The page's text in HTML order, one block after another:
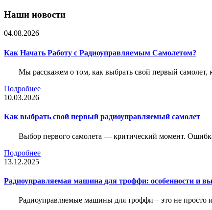
Наши новости
04.08.2026
Как Начать Работу с Радиоуправляемым Самолетом?
Мы расскажем о том, как выбрать свой первый самолет,
Подробнее
10.03.2026
Как выбрать свой первый радиоуправляемый самолет
Выбор первого самолета — критический момент.
Подробнее
13.12.2025
Радиоуправляемая машина для троффи: особенности и
Радиоуправляемые машины для троффи – это не просто